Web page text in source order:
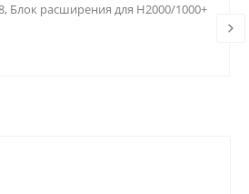
Блок расширения для H2000/1000+